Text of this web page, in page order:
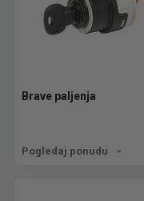
Brave paljenja
Pogledaj ponudu